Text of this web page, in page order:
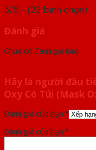
5/5 - (23 bình chọn)
Đánh giá
Chưa có đánh giá nào.
Hãy là người đầu
Oxy Có Túi (Mask
Đánh giá của bạn *
Đánh giá của bạn *